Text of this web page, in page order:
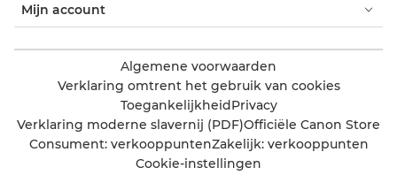
Mijn account
Algemene voorwaarden
Verklaring omtrent het gebruik van cookies
ToegankelijkheidPrivacy
Verklaring moderne slavernij (PDF)Officiële Canon Store
Consument: verkooppuntenZakelijk: verkooppunten
Cookie-instellingen